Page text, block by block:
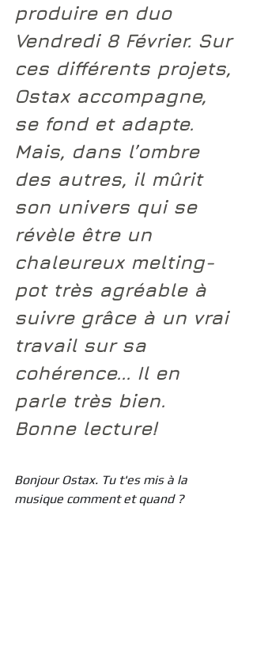
produire en duo
Vendredi 8 Février. Sur
ces différents projets,
Ostax accompagne,
se fond et adapte.
Mais, dans l’ombre
des autres, il mûrit
son univers qui se
révèle être un
chaleureux melting-
pot très agréable à
suivre grâce à un vrai
travail sur sa
cohérence... Il en
parle très bien.
Bonne lecture!
Bonjour Ostax. Tu t'es mis à la
musique comment et quand ?